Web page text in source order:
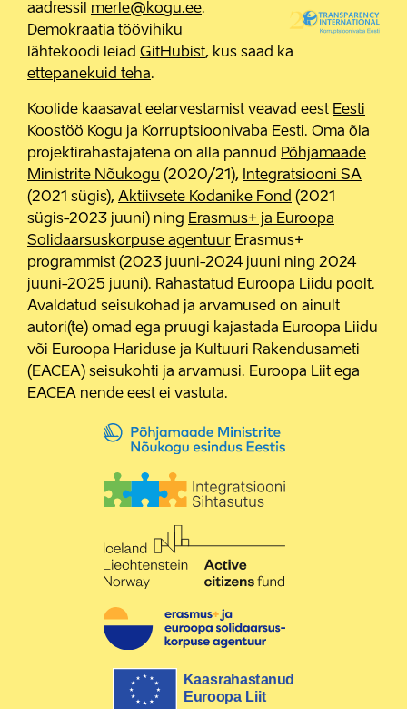
aadressil merle@kogu.ee.
Demokraatia töövihiku
lähtekoodi leiad GitHubist, kus saad ka
ettepanekuid teha.
Koolide kaasavat eelarvestamist veavad eest Eesti
Koostöö Kogu ja Korruptsioonivaba Eesti. Oma õla
projektirahastajatena on alla pannud Põhjamaade
Ministrite Nõukogu (2020/21),
Integratsiooni SA
(2021 sügis), Aktiivsete Kodanike Fond (2021
sügis-2023 juuni) ning Erasmus+ ja Euroopa
Solidaarsuskorpuse agentuur Erasmus+
programmist (2023 juuni-2024 juuni ning 2024
juuni-2025 juuni). Rahastatud Euroopa Liidu poolt.
Avaldatud seisukohad ja arvamused on ainult
autori(te) omad ega pruugi kajastada Euroopa Liidu
või Euroopa Hariduse ja Kultuuri Rakendusameti
(EACEA) seisukohti ja arvamusi. Euroopa Liit ega
EACEA nende eest ei vastuta.